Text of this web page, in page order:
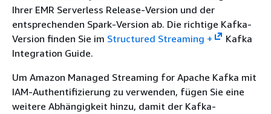
Ihrer EMR Serverless Release-Version und der
entsprechenden Spark-Version ab. Die richtige Kafka-
Version finden Sie im Structured Streaming +
Kafka
Integration Guide.
Um Amazon Managed Streaming for Apache Kafka mit
IAM-Authentifizierung zu verwenden, fügen Sie eine
weitere Abhängigkeit hinzu, damit der Kafka-